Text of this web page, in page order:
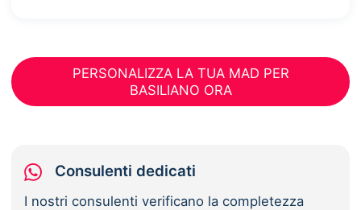
PERSONALIZZA LA TUA MAD PER
BASILIANO ORA
Consulenti dedicati
I nostri consulenti verificano la completezza